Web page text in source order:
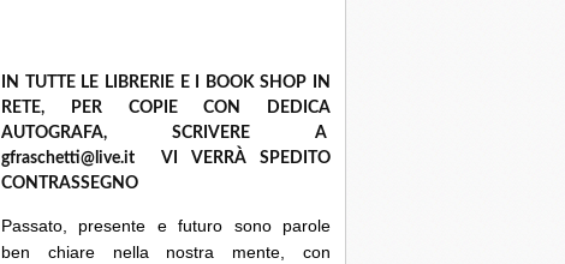
IN TUTTE LE LIBRERIE E I BOOK SHOP IN
RETE, PER COPIE CON DEDICA
AUTOGRAFA, SCRIVERE A
gfraschetti@live.it VI VERRÀ SPEDITO
CONTRASSEGNO
Passato, presente e futuro sono parole
ben chiare nella nostra mente, con